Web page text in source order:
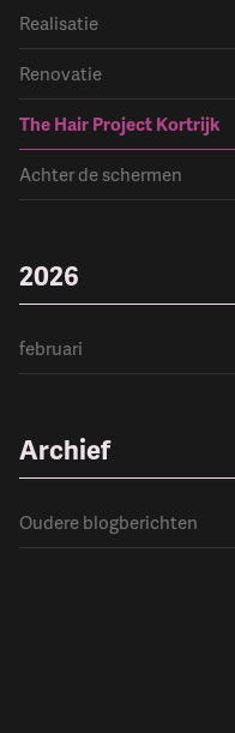
Realisatie
Renovatie
The Hair Project Kortrijk
Achter de schermen
2026
februari
Archief
Oudere blogberichten